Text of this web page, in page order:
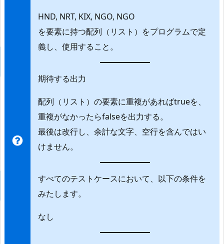
HND, NRT, KIX, NGO, NGO
を要素に持つ配列（リスト）をプログラムで定
義し、使用すること。
期待する出力
配列（リスト）の要素に重複があればtrueを、
重複がなかったらfalseを出力する。
最後は改行し、余計な文字、空行を含んではい
けません。
すべてのテストケースにおいて、以下の条件を
みたします。
なし